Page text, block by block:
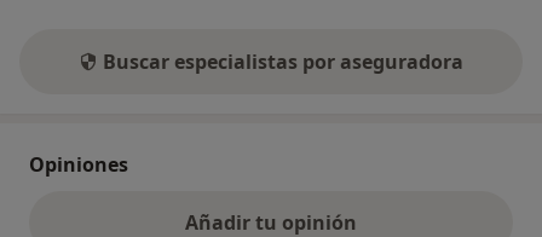
Buscar especialistas por aseguradora
Opiniones
Añadir tu opinión